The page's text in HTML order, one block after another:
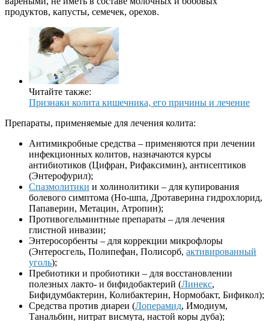
продуктов, капусты, семечек, орехов.
Читайте также:
Признаки колита кишечника, его причины и лечение
Препараты, применяемые для лечения колита:
Антимикробные средства – применяются при лечении
инфекционных колитов, назначаются курсы
антибиотиков (Цифран, Рифаксимин), антисептиков
(Энтерофурил);
Спазмолитики и холинолитики – для купирования
болевого симптома (Но-шпа, Дротаверина гидрохлорид,
Папаверин, Метацин, Атропин);
Противогельминтные препараты – для лечения
глистной инвазии;
Энтеросорбенты – для коррекции микрофлоры
(Энтеросгель, Полипефан, Полисорб, активированный
уголь);
Пребиотики и пробиотики – для восстановлении
полезных лакто- и бифидобактерий (Линекс,
Бифидумбактерин, Колибактерин, Нормобакт, Бификол);
Средства против диареи (Лоперамид, Имодиум,
Танальбин, нитрат висмута, настой коры дуба);